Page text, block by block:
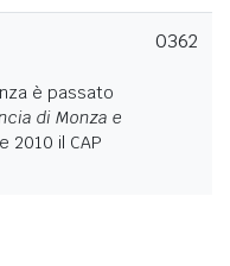
è passato
di Monza e
2010 il CAP
0362